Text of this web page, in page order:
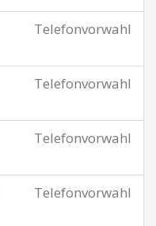
Telefonvorwahl
Telefonvorwahl
Telefonvorwahl
Telefonvorwahl